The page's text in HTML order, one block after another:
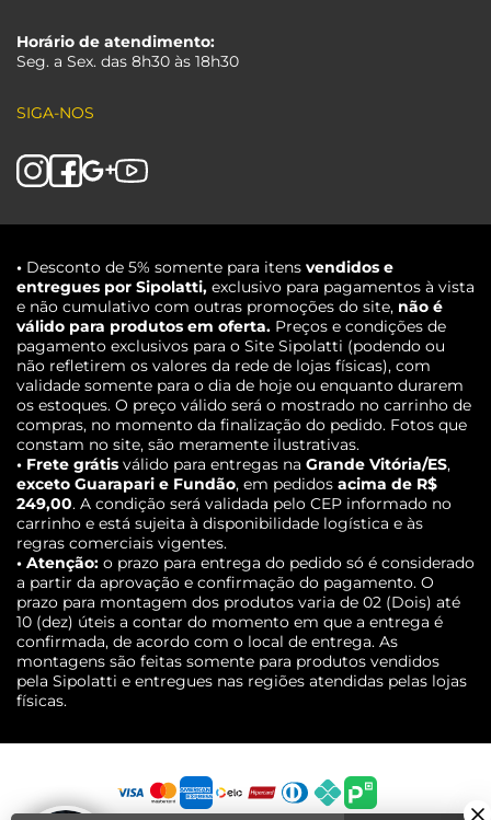
Horário de atendimento:
Seg. a Sex. das 8h30 às 18h30
SIGA-NOS
• Desconto de 5% somente para itens vendidos e
entregues por Sipolatti, exclusivo para pagamentos à vista
e não cumulativo com outras promoções do site, não é
válido para produtos em oferta. Preços e condições de
pagamento exclusivos para o Site Sipolatti (podendo ou
não refletirem os valores da rede de lojas físicas), com
validade somente para o dia de hoje ou enquanto durarem
os estoques. O preço válido será o mostrado no carrinho de
compras, no momento da finalização do pedido. Fotos que
constam no site, são meramente ilustrativas.
• Frete grátis válido para entregas na Grande Vitória/ES,
exceto Guarapari e Fundão, em pedidos acima de R$
249,00. A condição será validada pelo CEP informado no
carrinho e está sujeita à disponibilidade logística e às
regras comerciais vigentes.
• Atenção: o prazo para entrega do pedido só é considerado
a partir da aprovação e confirmação do pagamento. O
prazo para montagem dos produtos varia de 02 (Dois) até
10 (dez) úteis a contar do momento em que a entrega é
confirmada, de acordo com o local de entrega. As
montagens são feitas somente para produtos vendidos
pela Sipolatti e entregues nas regiões atendidas pelas lojas
físicas.